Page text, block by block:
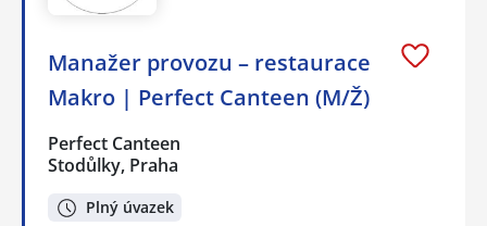
Manažer provozu – restaurace
Makro | Perfect Canteen (M/Ž)
Perfect Canteen
Stodůlky, Praha
Plný úvazek